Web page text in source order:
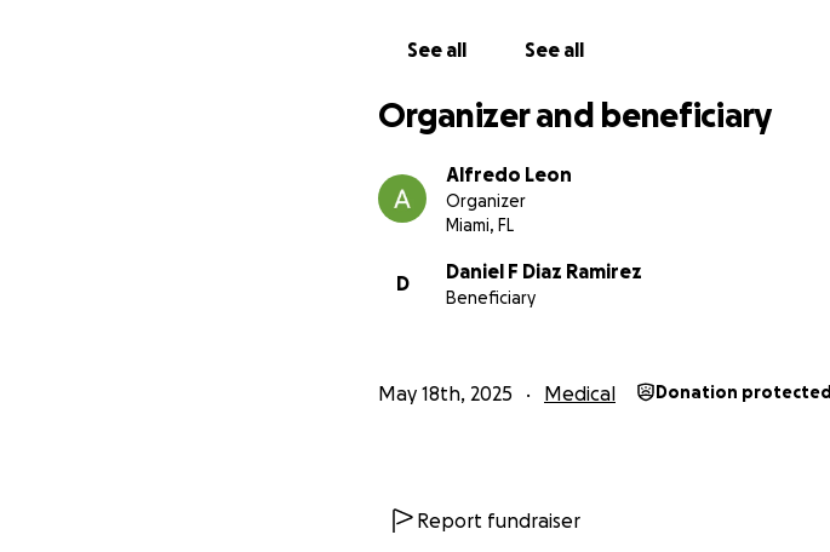
See all See all
Organizer and beneficiary
Alfredo Leon
Organizer
Miami, FL
D
Daniel F Diaz Ramirez
Beneficiary
May 18th, 2025 Medical Donation protected
Report fundraiser